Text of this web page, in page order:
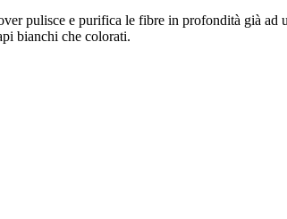
pulisce e purifica le fibre in profondità già
bianchi che colorati.